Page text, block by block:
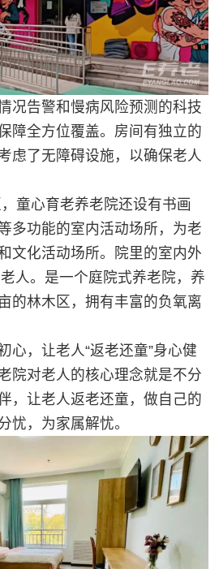
况告警和慢病风险预测的科技
障全方位覆盖。房间有独立的
虑了无障碍设施，以确保老人
童心育老养老院还设有书画
多功能的室内活动场所，为老
文化活动场所。院里的室内外
人。是一个庭院式养老院，养
的林木区，拥有丰富的负氧离
心，让老人“返老还童”身心健
院对老人的核心理念就是不分
，让老人返老还童，做自己的
忧，为家属解忧。